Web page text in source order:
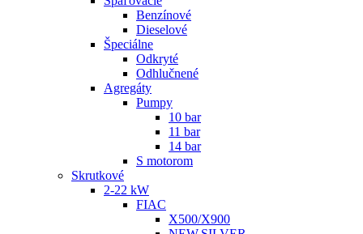
Benzínové
Dieselové
Špeciálne
Odkryté
Odhlučnené
Agregáty
Pumpy
10 bar
11 bar
14 bar
S motorom
Skrutkové
2-22 kW
FIAC
X500/X900